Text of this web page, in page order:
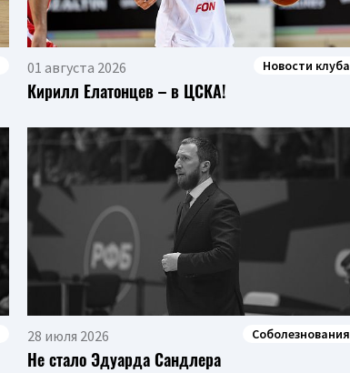
01 августа 2026 Новости клуба
Кирилл Елатонцев – в ЦСКА!
28 июля 2026 Соболезнования
Не стало Эдуарда Сандлера